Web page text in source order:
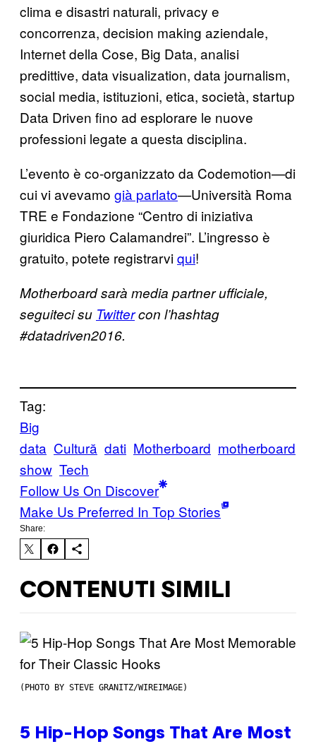
clima e disastri naturali, privacy e
concorrenza, decision making aziendale,
Internet della Cose, Big Data, analisi
predittive, data visualization, data journalism,
social media, istituzioni, etica, società, startup
Data Driven fino ad esplorare le nuove
professioni legate a questa disciplina.
L’evento è co-organizzato da Codemotion—di
cui vi avevamo già parlato—Università Roma
TRE e Fondazione “Centro di iniziativa
giuridica Piero Calamandrei”. L’ingresso è
gratuito, potete registrarviqui!
Motherboard sarà media partner ufficiale,
seguiteci su Twittercon l’hashtag
#datadriven2016.
Tag:
Big
data Cultură dati Motherboard motherboard
show Tech
Follow Us On Discover
Make Us Preferred In Top Stories
Share:
CONTENUTI SIMILI
(PHOTO BY STEVE GRANITZ/WIREIMAGE)
5 Hip-Hop Songs That Are Most